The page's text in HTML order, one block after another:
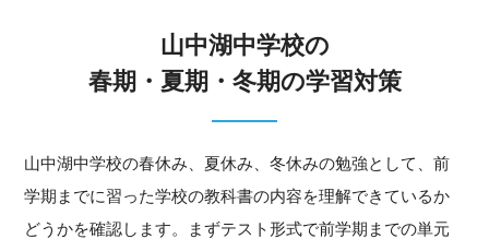
山中湖中学校の
春期・夏期・冬期の学習対策
山中湖中学校の春休み、夏休み、冬休みの勉強として、前
学期までに習った学校の教科書の内容を理解できているか
どうかを確認します。まずテスト形式で前学期までの単元